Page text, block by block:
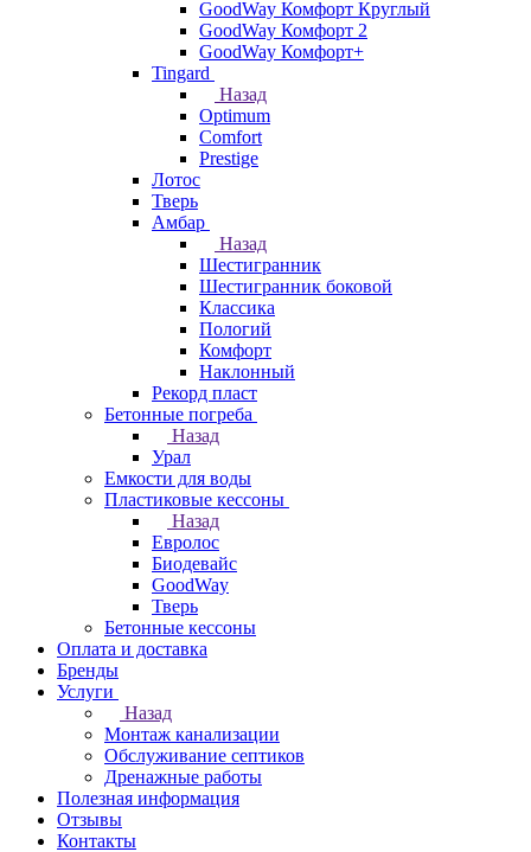
GoodWay Комфорт Круглый
GoodWay Комфорт 2
GoodWay Комфорт+
Tingard
Назад
Optimum
Comfort
Prestige
Лотос
Тверь
Амбар
Назад
Шестигранник
Шестигранник боковой
Классика
Пологий
Комфорт
Наклонный
Рекорд пласт
Бетонные погреба
Назад
Урал
Емкости для воды
Пластиковые кессоны
Назад
Евролос
Биодевайс
GoodWay
Тверь
Бетонные кессоны
Оплата и доставка
Бренды
Услуги
Назад
Монтаж канализации
Обслуживание септиков
Дренажные работы
Полезная информация
Отзывы
Контакты